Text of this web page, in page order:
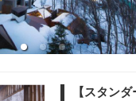
【スタン